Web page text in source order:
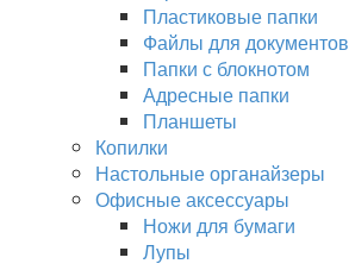
Пластиковые папки
Файлы для документов
Папки с блокнотом
Адресные папки
Планшеты
Копилки
Настольные органайзеры
Офисные аксессуары
Ножи для бумаги
Лупы